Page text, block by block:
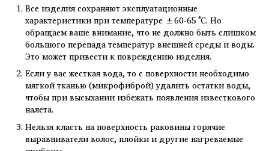
Все изделия сохраняют эксплуатационные
характеристики при температуре ±60-65 ˚С. Но
обращаем ваше внимание, что не должно быть слишком
большого перепада температур внешней среды и воды.
Это может привести к повреждению изделия.
Если у вас жесткая вода, то с поверхности необходимо
мягкой тканью (микрофиброй) удалить остатки воды,
чтобы при высыхании избежать появления известкового
налета.
Нельзя класть на поверхность раковины горячие
выравниватели волос, плойки и другие нагреваемые